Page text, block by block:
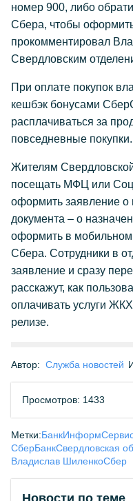
номер 900, либо
Сбера, чтобы
прокомментировал
Свердловским
При оплате покупок
кешбэк бонусами
расплачиваться за
повседневные покупки.
Жителям
посещать МФЦ или
оформить заявление
документа – о
оформить в
Сбера. Сотрудники в
заявление и сразу
расскажут, как
оплачивать услуги
релизе.
Автор: Служба новостей
Просмотров: 1433
Метки:
СберБанкСвердловская
Владислав ШиленкоСбер
Новости по теме